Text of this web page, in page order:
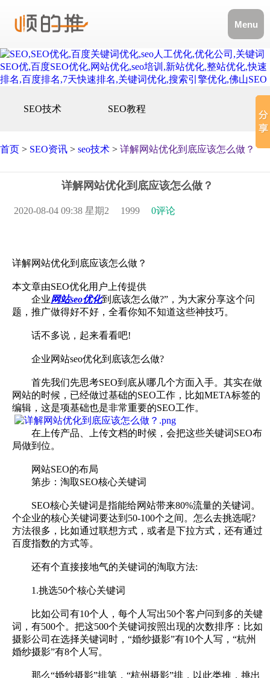
Menu
SEO技术 SEO教程
首页 > SEO资讯 > seo技术 > 详解网站优化到底应该怎么做？
详解网站优化到底应该怎么做？
2020-08-04 09:38 星期2 1999 0评论
详解网站优化到底应该怎么做？
本文章由SEO优化用户上传提供
企业网站seo优化到底该怎么做?”，为大家分享这个问
题，推广做得好不好，全看你知不知道这些神技巧。
话不多说，起来看看吧!
企业网站seo优化到底该怎么做?
首先我们先思考SEO到底从哪几个方面入手。其实在做
网站的时候，已经做过基础的SEO工作，比如META标签的
编辑，这是项基础也是非常重要的SEO工作。
在上传产品、上传文档的时候，会把这些关键词SEO布
局做到位。
网站SEO的布局
第步：淘取SEO核心关键词
SEO核心关键词是指能给网站带来80%流量的关键词。
个企业的核心关键词要达到50-100个之间。怎么去挑选呢?
方法很多，比如通过联想方式，或者是下拉方式，还有通过
百度指数的方式等。
还有个直接接地气的关键词的淘取方法:
1.挑选50个核心关键词
比如公司有10个人，每个人写出50个客户问到多的关键
词，有500个。把这500个关键词按照出现的次数排序：比如
摄影公司在选择关键词时，“婚纱摄影”有10个人写，“杭州
婚纱摄影”有8个人写。
那么“婚纱摄影”排第，“杭州摄影”排，以此类推，挑出